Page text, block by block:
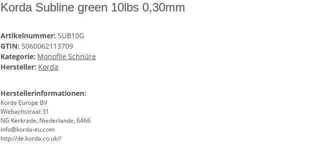
Korda Subline green 10lbs 0,30mm
Artikelnummer: SUB10G
GTIN: 5060062113709
Kategorie: Monofile Schnüre
Hersteller: Korda
Herstellerinformationen:
Korda Europe BV
Wiebachstraat 31
NG Kerkrade, Niederlande, 6466
info@korda-eu.com
http://de.korda.co.uk//